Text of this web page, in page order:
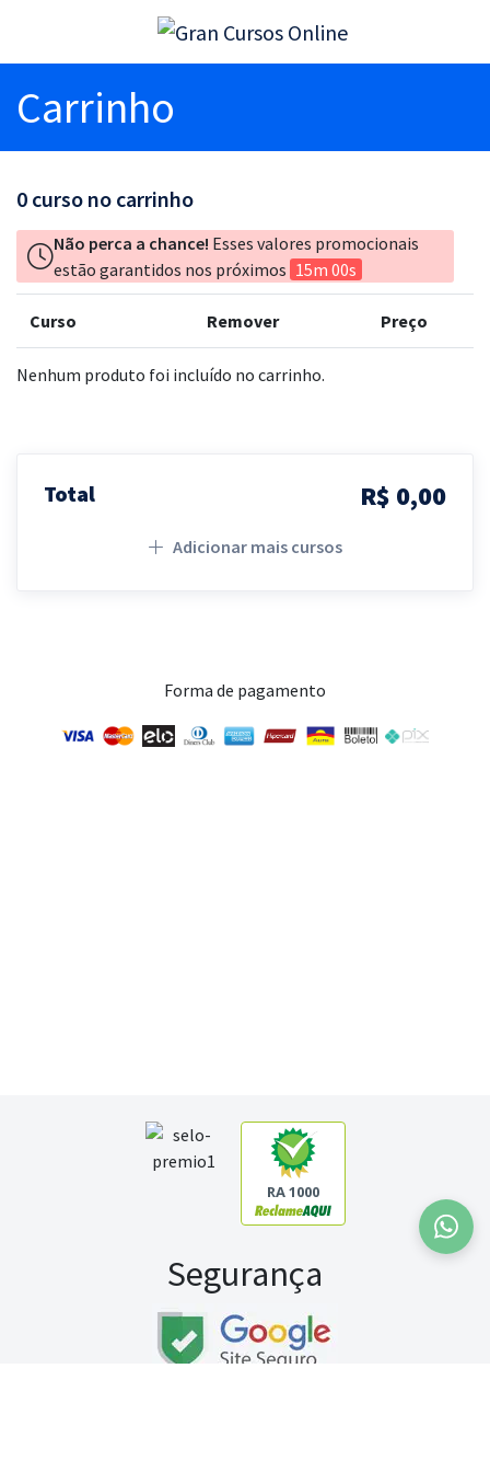
Carrinho
0 curso no carrinho
Não perca a chance! Esses valores promocionais
estão garantidos nos próximos 15m 00s
Curso Remover Preço
Nenhum produto foi incluído no carrinho.
Total R$ 0,00
Adicionar mais cursos
Forma de pagamento
RA 1000
Segurança